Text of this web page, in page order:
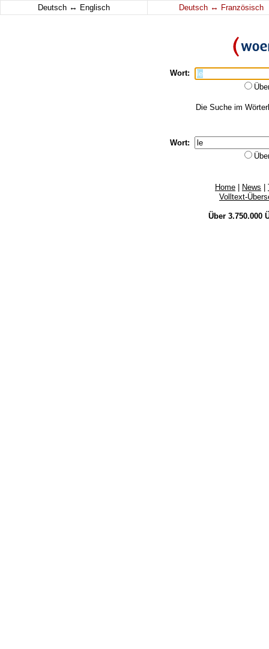
Deutsch ↔ Englisch Deutsch ↔ Französisch
Wort:
Die Suche im
Wort:
Home News
Volltext-
Über 3.750.000